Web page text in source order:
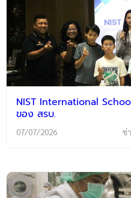
NIST International
ของ สรบ.
07/07/2026 ข่